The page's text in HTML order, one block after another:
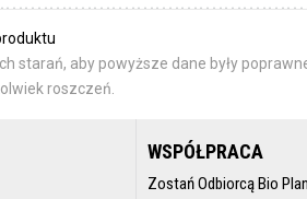
starań, aby powyższe dane były
roszczeń.
WSPÓŁPRACA
Zostań Odbiorcą Bio